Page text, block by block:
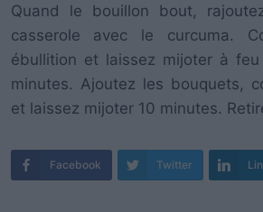
Quand le bouillon bout,
casserole avec le curcuma.
ébullition et laissez mijoter à
minutes. Ajoutez les bouquets,
et laissez mijoter 10 minutes.
Facebook Twitter